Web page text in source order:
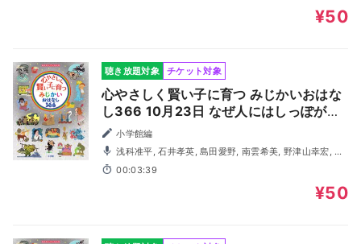
¥50
聴き放題対象 チケット対象
心やさしく賢い子に育つ みじかいおはな
し366 10月23日 なぜ人にはしっぽがな
いの？
小学館編
浅科准平, 石井孝英, 島田愛野, 南雲希美, 野津山幸宏, 八
木田幸恵, 山谷祥生, 神森徹也（歌・演奏）
00:03:39
¥50